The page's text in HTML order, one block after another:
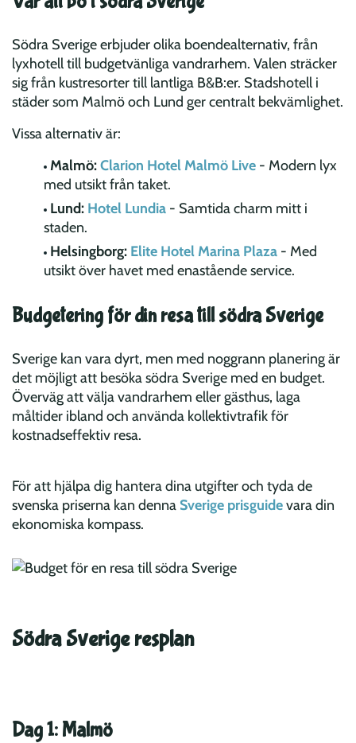
Södra Sverige erbjuder olika boendealternativ, från
lyxhotell till budgetvänliga vandrarhem. Valen sträcker
sig från kustresorter till lantliga B&B:er. Stadshotell i
städer som Malmö och Lund ger centralt bekvämlighet.
Vissa alternativ är:
Malmö:Clarion Hotel Malmö Live - Modern lyx
med utsikt från taket.
Lund: Hotel Lundia - Samtida charm mitt i
staden.
Helsingborg: Elite Hotel Marina Plaza - Med
utsikt över havet med enastående service.
Budgetering för din resa till södra Sverige
Sverige kan vara dyrt, men med noggrann planering är
det möjligt att besöka södra Sverige med en budget.
Överväg att välja vandrarhem eller gästhus, laga
måltider ibland och använda kollektivtrafik för
kostnadseffektiv resa.
För att hjälpa dig hantera dina utgifter och tyda de
svenska priserna kan denna Sverige prisguidevara din
ekonomiska kompass.
Södra Sverige resplan
Dag 1: Malmö